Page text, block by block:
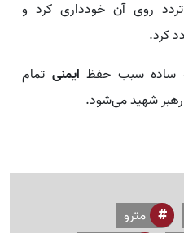
روی آن خودداری کرد و
کرد.
ساده سبب حفظ ایمنی تمام
رهبر شهید می‌شود.
مترو